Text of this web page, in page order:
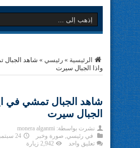
الرئيسية » رئيسي » شاهد الجبال
واذا الجبال سيرت
شاهد الجبال تمشي في
الجبال سيرت
نشرت بواسطة: monera alganmi
في رئيسي, صورة وخبر
24 سبتمبر، 2015
تعليق واحد
2,942 زيارة